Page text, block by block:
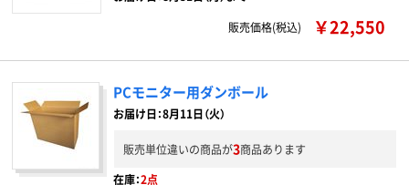
販売価格(税込)
￥22,550
PCモニター用ダンボール
お届け日：8月11日（火）
販売単位違いの商品が3商品あります
在庫：2点